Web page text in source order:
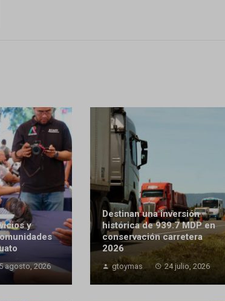
y
agosto, 2026
Destinan una inversión
histórica de 939.7 MDP en
conservación carretera
2026
gtoymas 24 julio, 2026